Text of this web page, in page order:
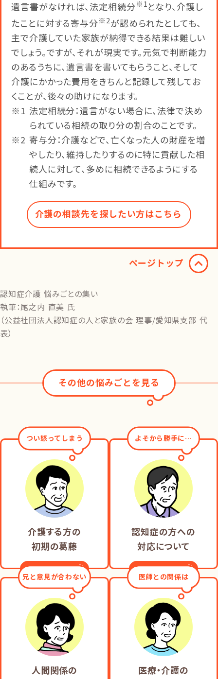
遺言書がなければ、法定相続分 ※1 となり、介護し
たことに対する寄与分 ※2 が認められたとしても、
主で介護していた家族が納得できる結果は難しい
でしょう。ですが、それが現実です。元気で判断能力
のあるうちに、遺言書を書いてもらうこと、そして
介護にかかった費用をきちんと記録して残してお
くことが、後々の助けになります。
※1 法定相続分：遺言がない場合に、法律で決め
られている相続の取り分の割合のことです。
※2 寄与分：介護などで、亡くなった人の財産を増
やしたり、維持したりするのに特に貢献した相
続人に対して、多めに相続できるようにする
仕組みです。
介護の相談先を探したい方はこちら​
ページトップ
認知症介護 悩みごとの集い
執筆： 尾之内 直美
氏
（公益社団法人認知症の人と家族の会 理事/愛知県支部 代
表）
その他の悩みごとを見る
つい怒ってしまう
介護する方の
初期の葛藤
タッチして見る
よそから勝手に…
認知症の方への
対応について
タッチして見る
兄と意見が合わない
人間関係の
医師との関係は
医療・介護の